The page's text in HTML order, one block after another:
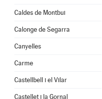
Caldes de Montbui
Calonge de Segarra
Canyelles
Carme
Castellbell i el Vilar
Castellet i la Gornal